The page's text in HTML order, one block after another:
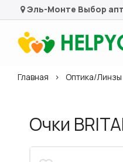
Эль-Монте Выбор
Главная Оптика/Линзы
Очки